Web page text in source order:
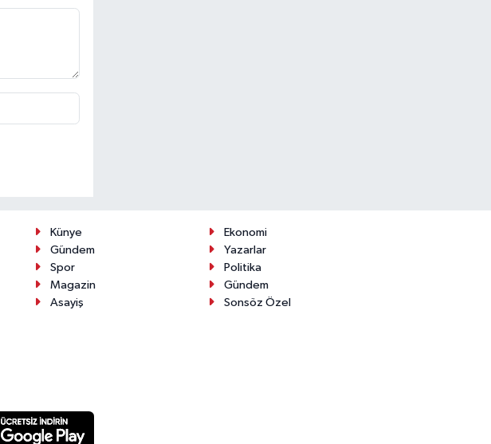
Künye
Ekonomi
Gündem
Yazarlar
Spor
Politika
Magazin
Gündem
Asayiş
Sonsöz Özel